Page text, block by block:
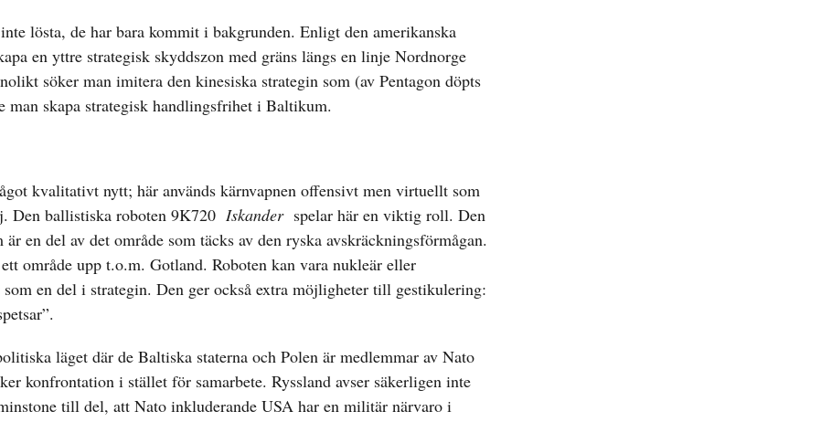
lösta, de har bara kommit i bakgrunden. Enligt den amerikanska
en yttre strategisk skyddszon med gräns längs en linje Nordnorge
söker man imitera den kinesiska strategin som (av Pentagon döpts
man skapa strategisk handlingsfrihet i Baltikum.
kvalitativt nytt; här används kärnvapnen offensivt men virtuellt som
Den ballistiska roboten 9K720 Iskanderspelar här en viktig roll. Den
en del av det område som täcks av den ryska avskräckningsförmågan.
område upp t.o.m. Gotland. Roboten kan vara nukleär eller
en del i strategin. Den ger också extra möjligheter till gestikulering:
läget där de Baltiska staterna och Polen är medlemmar av Nato
konfrontation i stället för samarbete. Ryssland avser säkerligen inte
till del, att Nato inkluderande USA har en militär närvaro i